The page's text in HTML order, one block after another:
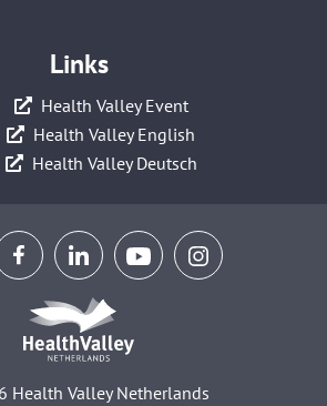
Links
Health Valley Event
Health Valley English
Health Valley Deutsch
Health Valley Netherlands